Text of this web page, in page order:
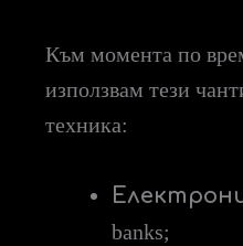
Към момента по
използвам тези
техника:
banks;